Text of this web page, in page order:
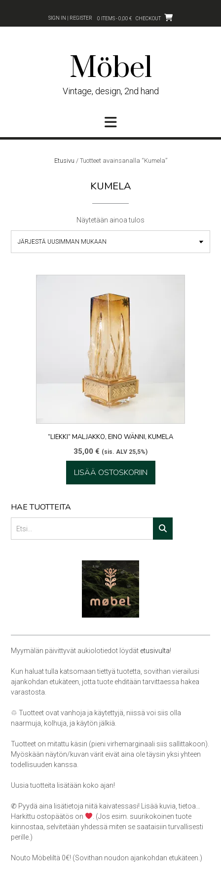
content
SIGN IN | REGISTER 0 ITEMS - 0,00 € CHECKOUT
Möbel
Vintage, design, 2nd hand
Etusivu / Tuotteet avainsanalla “Kumela”
KUMELA
Näytetään ainoa tulos
”LIEKKI” MALJAKKO, EINO WÄNNI, KUMELA
35,00 € (sis. ALV 25,5%)
LISÄÄ OSTOSKORIIN
HAE TUOTTEITA
Myymälän päivittyvät aukiolotiedot löydät etusivulta!
Kun haluat tulla katsomaan tiettyä tuotetta, sovithan vierailusi
ajankohdan etukäteen, jotta tuote ehditään tarvittaessa hakea
varastosta.
♲ Tuotteet ovat vanhoja ja käytettyjä, niissä voi siis olla
naarmuja, kolhuja, ja käytön jälkiä.
Tuotteet on mitattu käsin (pieni virhemarginaali siis sallittakoon).
Myöskään näytön/kuvan värit eivät aina ole täysin yksi yhteen
todellisuuden kanssa.
Uusia tuotteita lisätään koko ajan!
✆ Pyydä aina lisätietoja niitä kaivatessasi! Lisää kuvia, tietoa…
Harkittu ostopäätös on
. (Jos esim. suurikokoinen tuote
kiinnostaa, selvitetään yhdessä miten se saataisiin turvallisesti
perille.)
Nouto Möbeliltä 0€! (Sovithan noudon ajankohdan etukäteen.)